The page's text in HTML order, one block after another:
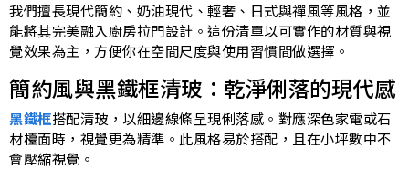
我們擅長現代簡約 、奶油現代、 輕奢 、 日式與禪風等風格，並
能將其完美融入廚房拉門設計。這份清單以可實作的材質與視
覺效果為主，方便你在空間尺度與使用習慣間做選擇。
簡約風與黑鐵框清玻：乾淨俐落的現代感
黑鐵框搭配清玻，以細邊線條呈現俐落感。對應深色家電或石
材檯面時，視覺更為精準。此風格易於搭配，且在小坪數中不
會壓縮視覺。